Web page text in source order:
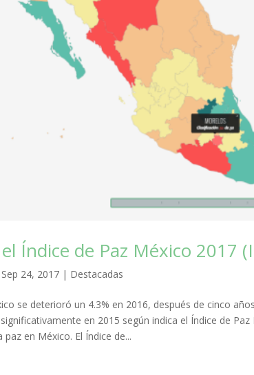
Índice de Paz México 2017
Sep 24, 2017 | Destacadas
se deterioró un 4.3% en 2016, después de cinco
en 2015 según indica el Índice de
en México. El Índice de...